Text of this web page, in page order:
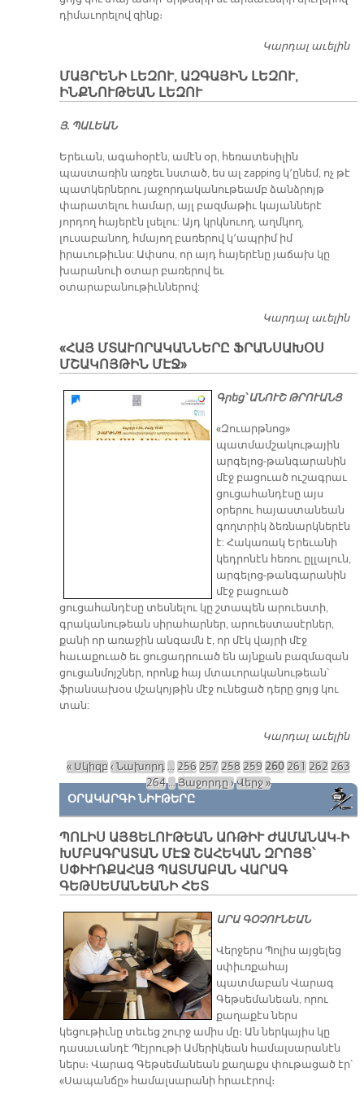
դիմաւորելով զինք։
Կարդալ աւելին
ՄԱՅՐԵՆԻ ԼԵԶՈՒ, ԱԶԳԱՅԻՆ ԼԵԶՈՒ,
ԻՆՔՆՈՒԹԵԱՆ ԼԵԶՈՒ
Յ. ՊԱԼԵԱՆ
Երեւան, ագահօրէն, ամէն օր, հեռատեսիլին
պաստառին առջեւ նստած, ես ալ zapping կ՚ընեմ, ոչ թէ
պատկերներու յաջորդականութեամբ ձանձրոյթ
փարատելու համար, այլ բազմաթիւ կայաններէ
յորդող հայերէն լսելու: Այդ կրկնուող, աղմկող,
լուսաբանող, հմայող բառերով կ՚ապրիմ իմ
իրաւութիւնս: Ափսոս, որ այդ հայերէնը յաճախ կը
խարանուի օտար բառերով եւ
օտարաբանութիւններով:
Կարդալ աւելին
«ՀԱՅ ՄՏԱՒՈՐԱԿԱՆՆԵՐԸ ՖՐԱՆՍԱԽՕՍ
ՄՇԱԿՈՅԹԻՆ ՄԷՋ»
Գրեց՝ ԱՆՈՒՇ ԹՐՈՒԱՆՑ
«Զուարթնոց»
պատմամշակութային
արգելոց-թանգարանին
մէջ բացուած ուշագրաւ
ցուցահանդէսը այս
օրերու հայաստանեան
գողտրիկ ձեռնարկներէն
է: Հակառակ Երեւանի
կեդրոնէն հեռու ըլլալուն,
արգելոց-թանգարանին
մէջ բացուած
ցուցահանդէսը տեսնելու կը շտապեն արուեստի,
գրականութեան սիրահարներ, արուեստասէրներ,
քանի որ առաջին անգամն է, որ մէկ վայրի մէջ
հաւաքուած եւ ցուցադրուած են այնքան բազմազան
ցուցանմոյշներ, որոնք հայ մտաւորականութեան՝
ֆրանսախօս մշակոյթին մէջ ունեցած դերը ցոյց կու
տան:
Կարդալ աւելին
Էջեր
« Սկիզբ‹ Նախորդ … 256 257 258 259 260 261 262 263
264…Յաջորդը ›Վերջ »
ՕՐԱԿԱՐԳԻ ՆԻՒԹԵՐԸ
ՊՈԼԻՍ ԱՅՑԵԼՈՒԹԵԱՆ ԱՌԹԻՒ ԺԱՄԱՆԱԿ-Ի
ԽՄԲԱԳՐԱՏԱՆ ՄԷՋ ՇԱՀԵԿԱՆ ԶՐՈՅՑ՝
ՍՓԻՒՌՔԱՀԱՅ ՊԱՏՄԱԲԱՆ ՎԱՐԱԳ
ԳԵԹՍԵՄԱՆԵԱՆԻ ՀԵՏ
ԱՐԱ ԳՕՉՈՒՆԵԱՆ
Վերջերս Պոլիս այցելեց
սփիւռքահայ
պատմաբան Վարագ
Գեթսեմանեան, որու
քաղաքէս ներս
կեցութիւնը տեւեց շուրջ ամիս մը։ Ան ներկայիս կը
դասաւանդէ Պէյրութի Ամերիկեան համալսարանէն
ներս։ Վարագ Գեթսեմանեան քաղաքս փութացած էր՝
«Սապանճը» համալսարանի հրաւէրով։